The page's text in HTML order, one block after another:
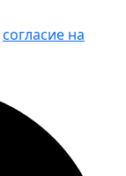
согласие на